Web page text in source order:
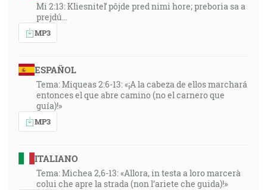
Mi 2:13: Kliesniteľ pôjde pred nimi hore; preboria sa a
prejdú…
MP3
ESPAÑOL
Tema: Miqueas 2:6-13: «¡A la cabeza de ellos marchará
entonces el que abre camino (no el carnero que
guía)!»
MP3
ITALIANO
Tema: Michea 2,6-13: «Allora, in testa a loro marcerà
colui che apre la strada (non l’ariete che guida)!»